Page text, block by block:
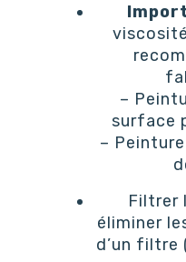
–
surface
–
Filtrer
éliminer
d’un filtre